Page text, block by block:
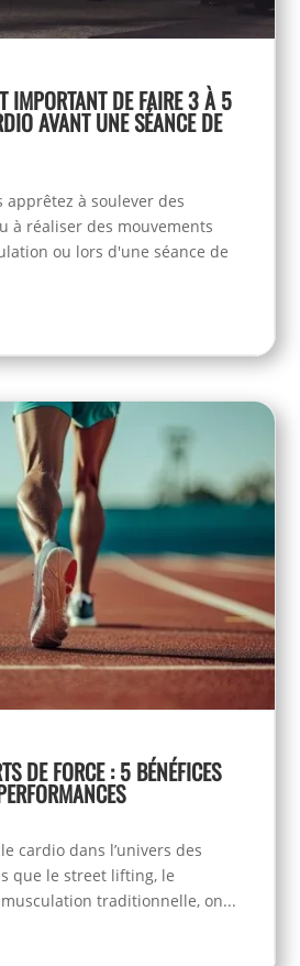
IMPORTANT DE FAIRE 3 À 5
AVANT UNE SÉANCE DE
apprêtez à soulever des
à réaliser des mouvements
ou lors d'une séance de
DE FORCE : 5 BÉNÉFICES
cardio dans l’univers des
que le street lifting, le
traditionnelle, on...